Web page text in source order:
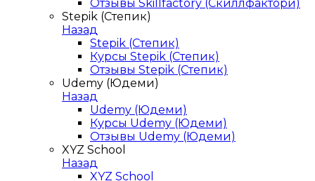
Отзывы Skillfactory (Скиллфактори)
Stepik (Степик)
Назад
Stepik (Степик)
Курсы Stepik (Степик)
Отзывы Stepik (Степик)
Udemy (Юдеми)
Назад
Udemy (Юдеми)
Курсы Udemy (Юдеми)
Отзывы Udemy (Юдеми)
XYZ School
Назад
XYZ School